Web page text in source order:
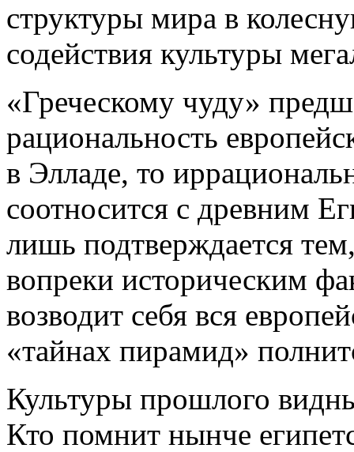
структуры мира в
содействия культуры
«Греческому чуду»
рациональность
в Элладе, то
соотносится с древним
лишь подтверждается
вопреки историческим
возводит себя вся
«тайнах пирамид»
Культуры прошлого
Кто помнит нынче